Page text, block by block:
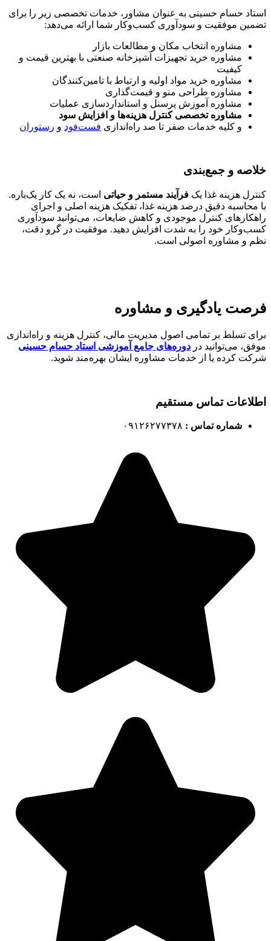
استاد حسام حسینی به عنوان مشاور، خدمات تخصصی زیر را برای
تضمین موفقیت و سودآوری کسب‌وکار شما ارائه می‌دهد:
مشاوره انتخاب مکان و مطالعات بازار
مشاوره خرید تجهیزات آشپزخانه صنعتی با بهترین قیمت و
کیفیت
مشاوره خرید مواد اولیه و ارتباط با تامین‌کنندگان
مشاوره طراحی منو و قیمت‌گذاری
مشاوره آموزش پرسنل و استانداردسازی عملیات
مشاوره تخصصی کنترل هزینه‌ها و افزایش سود
و کلیه خدمات صفر تا صد راه‌اندازی فست‌فود و رستوران
خلاصه و جمع‌بندی
کنترل هزینه غذا یک فرآیند مستمر و حیاتی است، نه یک کار یک‌باره.
با محاسبه دقیق درصد هزینه غذا، تفکیک هزینه اصلی و اجرای
راهکارهای کنترل موجودی و کاهش ضایعات، می‌توانید سودآوری
کسب‌وکار خود را به شدت افزایش دهید. موفقیت در گرو دقت،
نظم و مشاوره اصولی است.
فرصت یادگیری و مشاوره
برای تسلط بر تمامی اصول مدیریت مالی، کنترل هزینه و راه‌اندازی
موفق، می‌توانید در دوره‌های جامع آموزشی استاد حسام حسینی
شرکت کرده یا از خدمات مشاوره ایشان بهره‌مند شوید.
اطلاعات تماس مستقیم
شماره تماس :